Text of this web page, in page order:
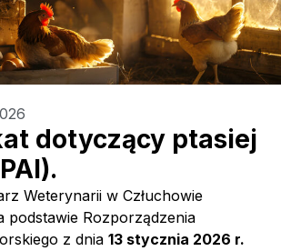
dotyczący ptasiej
Weterynarii w Człuchowie
podstawie Rozporządzenia
z dnia 13 stycznia 2026 r.